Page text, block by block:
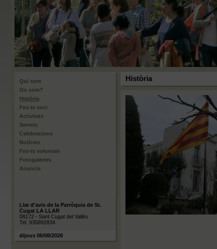
Qui som
On som?
Història
Fes-te soci
Activitats
Serveis
Celebracions
Notícies
Fes-te voluntari
Fotogaleries
Anuncis
Llar d'avis de la Parròquia de St.
Cugat LA LLAR
08172 - Sant Cugat del Vallès
Tel. 935892834
dijous 06/08/2026
Història